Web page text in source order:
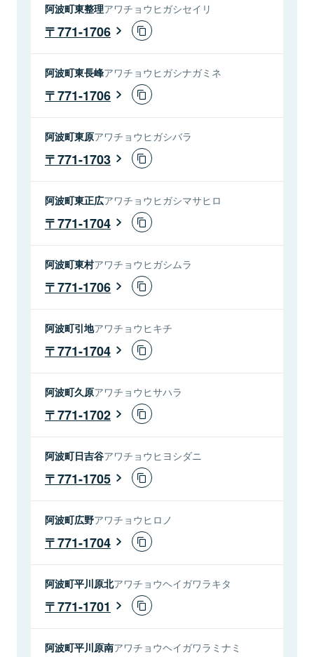
阿波町東整理アワチョウヒガシセイリ
771-1706
阿波町東長峰アワチョウヒガシナガミネ
771-1706
阿波町東原アワチョウヒガシバラ
771-1703
阿波町東正広アワチョウヒガシマサヒロ
771-1704
阿波町東村アワチョウヒガシムラ
771-1706
阿波町引地アワチョウヒキチ
771-1704
阿波町久原アワチョウヒサハラ
771-1702
阿波町日吉谷アワチョウヒヨシダニ
771-1705
阿波町広野アワチョウヒロノ
771-1704
阿波町平川原北アワチョウヘイガワラキタ
771-1701
阿波町平川原南アワチョウヘイガワラミナミ